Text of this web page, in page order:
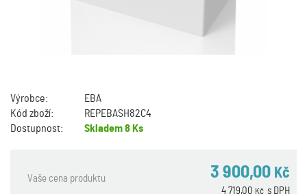
Výrobce:
EBA
Kód zboží:
REPEBASH82C4
Dostupnost:
Skladem8 Ks
Vaše cena produktu 3 900,00 Kč
s DPH
4 719,00 Kč